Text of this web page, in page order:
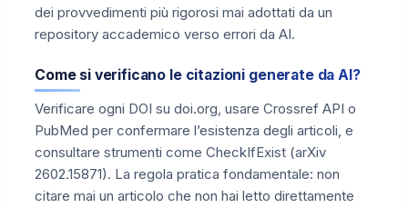
dei provvedimenti più rigorosi mai adottati da un
repository accademico verso errori da AI.
Come si verificano le citazioni generate da AI?
Verificare ogni DOI su doi.org, usare Crossref API o
PubMed per confermare l’esistenza degli articoli, e
consultare strumenti come CheckIfExist (arXiv
2602.15871). La regola pratica fondamentale: non
citare mai un articolo che non hai letto direttamente